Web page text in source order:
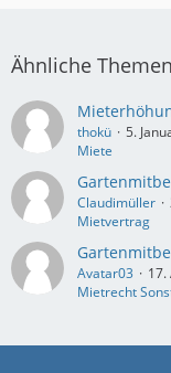
Ähnliche Themen
thokü
5.
Miete
Claudimüller
Mietvertrag
Avatar03
17.
Mietrecht